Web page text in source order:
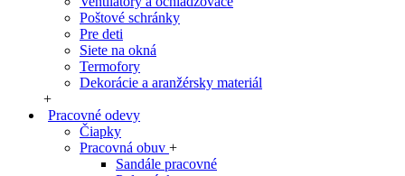
Poštové schránky
Pre deti
Siete na okná
Termofory
Dekorácie a aranžérsky materiál
+
Pracovné odevy
Čiapky
Pracovná obuv +
Sandále pracovné